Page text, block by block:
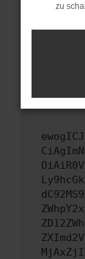
Wenn
hast,
uns
zu